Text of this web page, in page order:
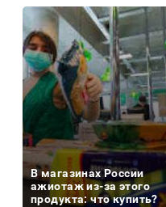
В магазинах России
ажиотаж из-за этого
продукта: что купить?